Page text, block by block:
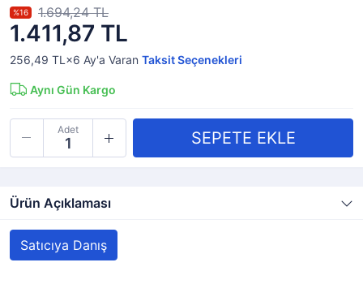
1.411,87 TL
%16 1.694,24 TL
256,49 TL×6 Ay'a Varan Taksit Seçenekleri
Aynı Gün Kargo
Adet
Ürün Açıklaması
Satıcıya Danış